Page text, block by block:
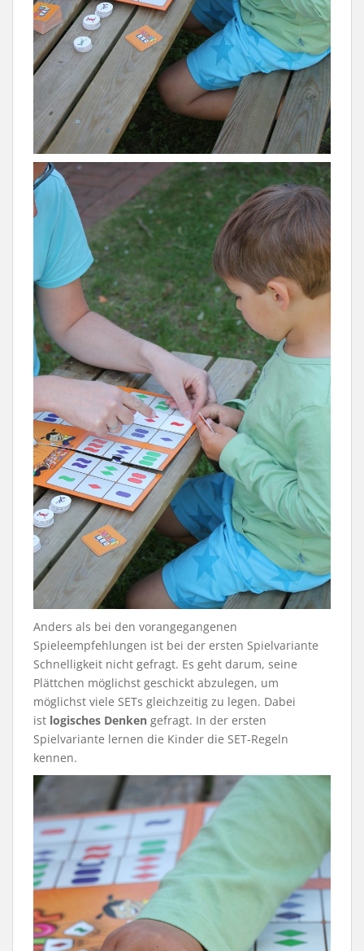
Anders als bei den vorangegangenen
Spieleempfehlungen ist bei der ersten Spielvariante
Schnelligkeit nicht gefragt. Es geht darum, seine
Plättchen möglichst geschickt abzulegen, um
möglichst viele SETs gleichzeitig zu legen. Dabei
ist logisches Denken gefragt. In der ersten
Spielvariante lernen die Kinder die SET-Regeln
kennen.